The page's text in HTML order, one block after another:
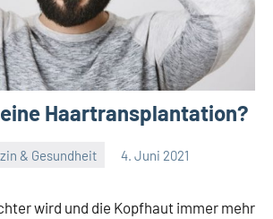
Haartransplantation?
& Gesundheit 4. Juni 2021
wird und die Kopfhaut immer mehr